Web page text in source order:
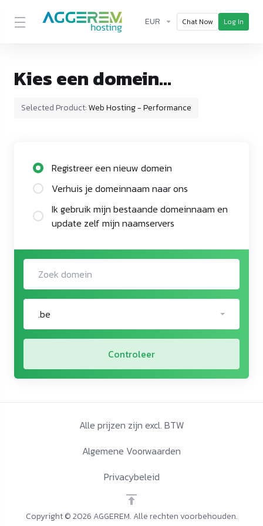
EUR Chat Now Log In
Kies een domein...
Selected Product:Web Hosting - Performance
Registreer een nieuw domein
Verhuis je domeinnaam naar ons
Ik gebruik mijn bestaande domeinnaam en
update zelf mijn naamservers
.be
Controleer
Copyright © 2026 AGGEREM. Alle rechten voorbehouden.
Alle prijzen zijn excl. BTW
Algemene Voorwaarden
Privacybeleid